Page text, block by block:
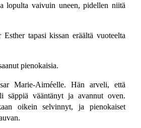
lopulta vaivuin uneen, pidellen niitä
Esther tapasi kissan eräältä vuoteelta
pienokaisia.
Marie-Aiméelle. Hän arveli, että
säppiä vääntänyt ja avannut oven.
oikein selvinnyt, ja pienokaiset